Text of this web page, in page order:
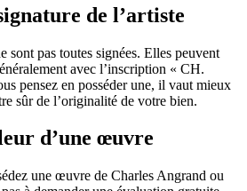
de l’artiste
sont pas toutes signées. Elles peuvent
avec l’inscription « CH.
pensez en posséder une, il vaut mieux
sûr de l’originalité de votre bien.
d’une œuvre
une œuvre de Charles Angrand ou